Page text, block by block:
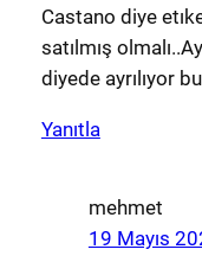
Castano diye
satılmış
diyede ayrılıyor
Yanıtla
mehmet
19 Mayıs